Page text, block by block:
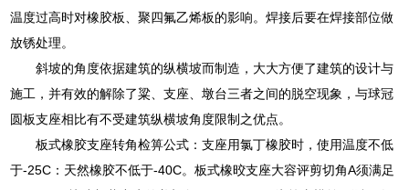
温度过高时对橡胶板、聚四氟乙烯板的影响。焊接后要在焊接部位做
放锈处理。
斜坡的角度依据建筑的纵横坡而制造，大大方便了建筑的设计与
施工，并有效的解除了粱、支座、墩台三者之间的脱空现象，与球冠
圆板支座相比有不受建筑纵横坡角度限制之优点。
板式橡胶支座转角检箅公式：支座用氯丁橡胶时，使用温度不低
于-25C：天然橡胶不低于-40C。板式橡晈支座大容评剪切角A须满足